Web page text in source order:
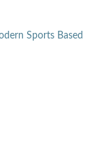
Sports Based